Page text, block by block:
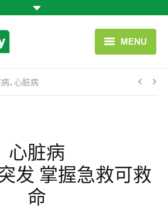
MENU
中文 (中国)
有用链接
, 心脏病
心脏病
发 掌握急救可救
命